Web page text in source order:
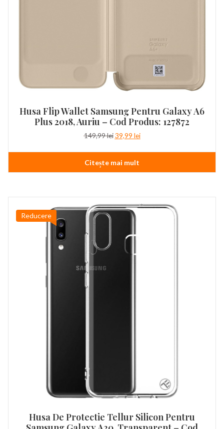
Husa Flip Wallet Samsung Pentru Galaxy A6
Plus 2018, Auriu – Cod Produs: 127872
149,99lei Prețul
a
fost:
149,99 lei.
39,99 leiPrețul
este:
Citește mai mult
Reducere
Husa De Protectie Tellur Silicon Pentru